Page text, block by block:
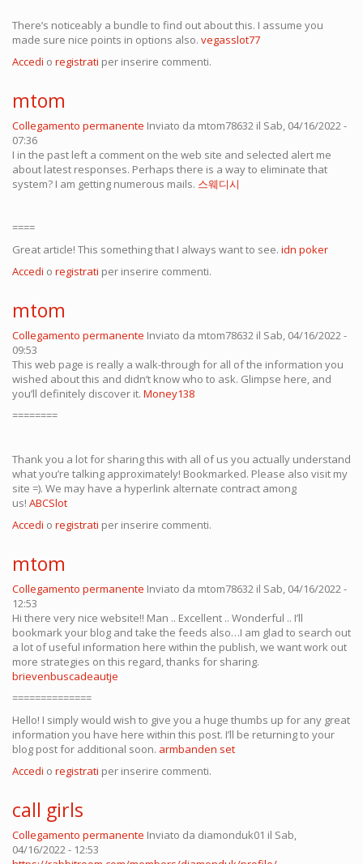
There’s noticeably a bundle to find out about this. I assume you
made sure nice points in options also. vegasslot77
Accedi o registrati per inserire commenti.
mtom
Collegamento permanente Inviato da mtom78632 il Sab, 04/16/2022 -
07:36
I in the past left a comment on the web site and selected alert me
about latest responses. Perhaps there is a way to eliminate that
system? I am getting numerous mails. 스웨디시
====
Great article! This something that I always want to see. idn poker
Accedi o registrati per inserire commenti.
mtom
Collegamento permanente Inviato da mtom78632 il Sab, 04/16/2022 -
09:53
This web page is really a walk-through for all of the information you
wished about this and didn’t know who to ask. Glimpse here, and
you’ll definitely discover it. Money138
========
Thank you a lot for sharing this with all of us you actually understand
what you’re talking approximately! Bookmarked. Please also visit my
site =). We may have a hyperlink alternate contract among
us! ABCSlot
Accedi o registrati per inserire commenti.
mtom
Collegamento permanente Inviato da mtom78632 il Sab, 04/16/2022 -
12:53
Hi there very nice website!! Man .. Excellent .. Wonderful .. I’ll
bookmark your blog and take the feeds also…I am glad to search out
a lot of useful information here within the publish, we want work out
more strategies on this regard, thanks for sharing.
brievenbuscadeautje
==============
Hello! I simply would wish to give you a huge thumbs up for any great
information you have here within this post. I’ll be returning to your
blog post for additional soon. armbanden set
Accedi o registrati per inserire commenti.
call girls
Collegamento permanente Inviato da diamonduk01 il Sab,
04/16/2022 - 12:53